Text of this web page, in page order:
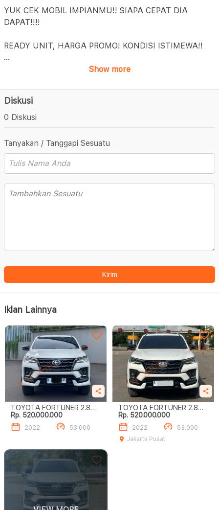
YUK CEK MOBIL IMPIANMU!! SIAPA CEPAT DIA
DAPAT!!!!
READY UNIT, HARGA PROMO! KONDISI ISTIMEWA!!
...
Show more
Diskusi
0 Diskusi
Tanyakan / Tanggapi Sesuatu
Kirim
Iklan Lainnya
TOYOTA FORTUNER 2.8
GR SPORT
Rp. 520.000.000
2022 53.000
TOYOTA FORTUNER 2.8
GR SPORT
Rp. 520.000.000
2022
53.000
Jakarta Pusat